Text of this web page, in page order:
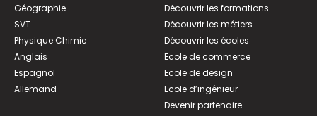
Géographie
SVT
Physique Chimie
Anglais
Espagnol
Allemand
Découvrir les formations
Découvrir les métiers
Découvrir les écoles
Ecole de commerce
Ecole de design
Ecole d’ingénieur
Devenir partenaire